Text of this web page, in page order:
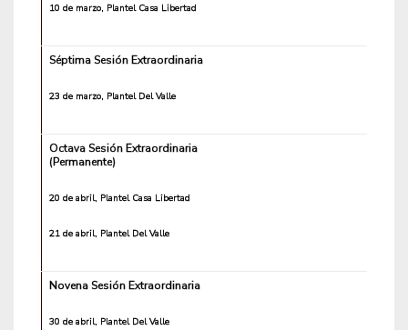
10 de marzo, Plantel Casa Libertad
Séptima Sesión Extraordinaria
23 de marzo, Plantel Del Valle
Octava Sesión Extraordinaria
(Permanente)
20 de abril, Plantel Casa Libertad
21 de abril, Plantel Del Valle
Novena Sesión Extraordinaria
30 de abril, Plantel Del Valle